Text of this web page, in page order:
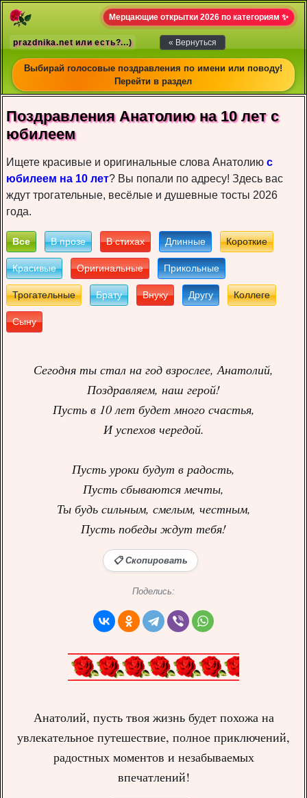
Мерцающие открытки 2026 по категориям ✨
prazdnika.net или есть?...) « Вернуться
Выбирай голосовые поздравления по имени или поводу!
Перейти в раздел
Пoздрaвлeния Анатолию нa 10 лет c
юбилeeм
Ищете красивые и оригинальные слова Анатолию с
юбилеем на 10 лет? Вы попали по адресу! Здесь вас
ждут трогательные, весёлые и душевные тосты 2026
года.
Все В прозе В стихах Длинные Короткие
Красивые Оригинальные Прикольные
Трогательные Брату Внуку Другу Коллеге
Сыну
Сегодня ты стал на год взрослее, Анатолий,
Поздравляем, наш герой!
Пусть в 10 лет будет много счастья,
И успехов чередой.
Пусть уроки будут в радость,
Пусть сбываются мечты,
Ты будь сильным, смелым, честным,
Пусть победы ждут тебя!
📋 Скопировать
Поделись:
Анатолий, пусть твоя жизнь будет похожа на
увлекательное путешествие, полное приключений,
радостных моментов и незабываемых
впечатлений!